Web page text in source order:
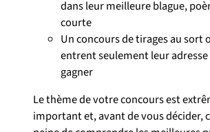
dans leur meilleure blague,
courte
Un concours de tirages au sort
entrent seulement leur
gagner
Le thème de votre concours est
important et, avant de vous décider,